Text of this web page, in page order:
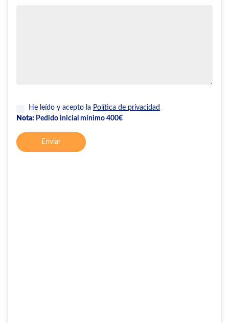
He leído y acepto la Política de privacidad
Nota: Pedido inicial mínimo 400€
Enviar